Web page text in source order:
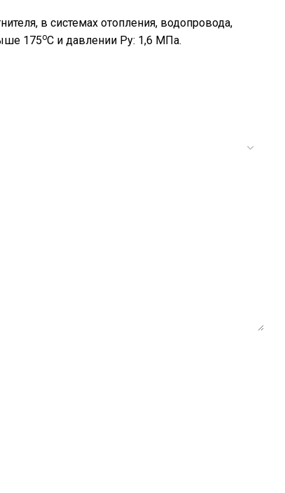
в системах отопления, водопровода,
175оС и давлении Ру: 1,6 МПа.